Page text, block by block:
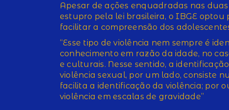
Apesar de ações enquadradas nas
estupro pela lei brasileira, o IBGE
facilitar a compreensão dos
“Esse tipo de violência nem sempre é
conhecimento em razão da idade, no
e culturais. Nesse sentido, a
violência sexual, por um lado, consiste
facilita a identificação da violência; por
violência em escalas de gravidade”